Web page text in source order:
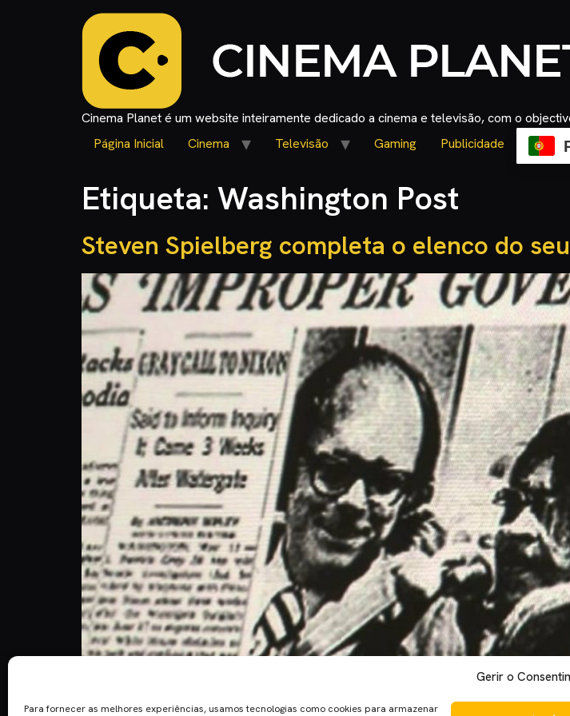
Gerir o
Para fornecer as melhores experiências, usamos tecnologias como cookies para armazenar
Cinema Planet é um website inteiramente dedicado a cinema e televisão, com o
Página Inicial
Cinema Televisão Gaming Publicidade
Etiqueta: Washington Post
Steven Spielberg completa o elenco do
Anteriormente com o nome “The Post”, o novo filme de Steven Spielberg (que estreia